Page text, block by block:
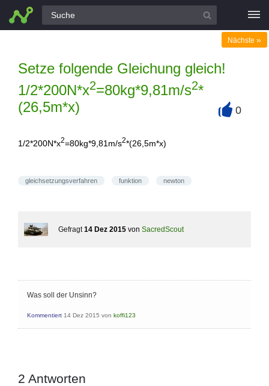
Alle Fragen
Setze folgende Gleichung gleich!
1/2*200N*x2=80kg*9,81m/s2*
(26,5m*x)
Nächste »
0
1/2*200N*x2=80kg*9,81m/s2*(26,5m*x)
gleichsetzungsverfahren funktion newton
Gefragt 14 Dez 2015 von SacredScout
Was soll der Unsinn?
Kommentiert 14 Dez 2015 von koffi123
2 Antworten